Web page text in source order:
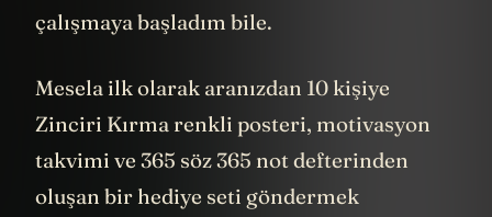
çalışmaya başladım bile.
Mesela ilk olarak aranızdan 10 kişiye
Zinciri Kırma renkli posteri, motivasyon
takvimi ve 365 söz 365 not defterinden
oluşan bir hediye seti göndermek